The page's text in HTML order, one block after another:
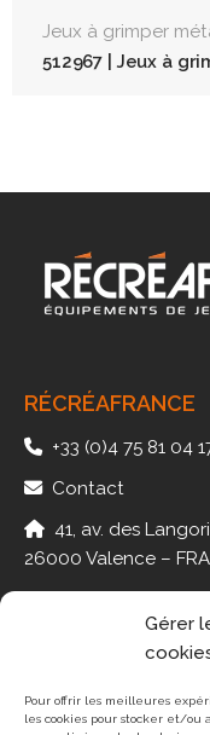
Gérer
Pour offrir les meilleures
les cookies pour stocker et/ou
Jeux à grimper
512967 | Jeux à
RÉCRÉAFRANCE
+33 (0)4 75 81 04
Contact
41, av. des
26000 Valence –
JEUX